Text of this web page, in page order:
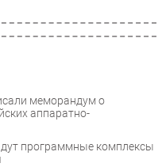
меморандум о
аппаратно-
программные комплексы